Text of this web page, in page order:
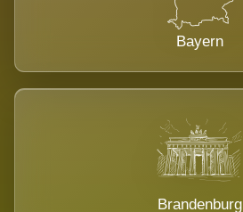
Bayern
Brandenburg